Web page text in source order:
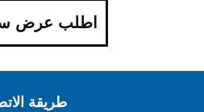
اطلب عرض
طريقة